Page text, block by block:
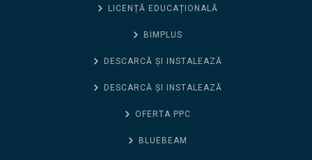
LICENȚĂ EDUCAȚIONALĂ
BIMPLUS
DESCARCĂ ȘI INSTALEAZĂ
DESCARCĂ ȘI INSTALEAZĂ
OFERTA PPC
BLUEBEAM